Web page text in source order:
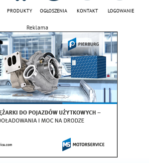
PRODUKTY OGŁOSZENIA KONTAKT LOGOWANIE
Reklama